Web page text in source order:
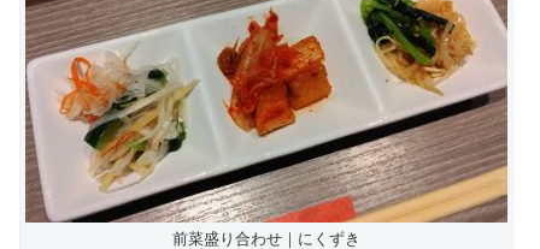
前菜盛り合わせ｜にくずき